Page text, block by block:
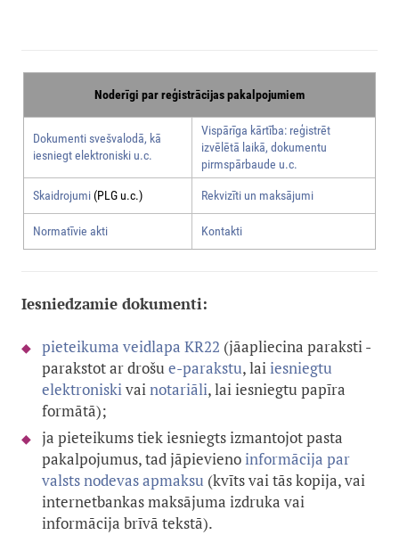
Noderīgi par reģistrācijas pakalpojumiem
Dokumenti svešvalodā, kā
iesniegt elektroniski u.c.
Vispārīga kārtība: reģistrēt
izvēlētā laikā, dokumentu
pirmspārbaude u.c.
Skaidrojumi(PLG u.c.) Rekvizīti un maksājumi
Normatīvie akti Kontakti
Iesniedzamie dokumenti:
pieteikuma veidlapa KR22 (jāapliecina paraksti -
parakstot ar drošue-parakstu, laiiesniegtu
elektroniskivainotariāli, lai iesniegtu papīra
formātā);
ja pieteikums tiek iesniegts izmantojot pasta
pakalpojumus, tad jāpievienoinformācija par
valsts nodevas apmaksu (kvīts vai tās kopija, vai
internetbankas maksājuma izdruka vai
informācija brīvā tekstā).